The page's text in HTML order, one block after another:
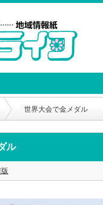
世界大会で金メダル
ル